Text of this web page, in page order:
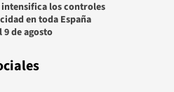
intensifica los controles
en toda España
9 de agosto